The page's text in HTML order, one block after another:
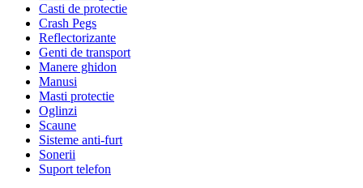
Casti de protectie
Crash Pegs
Reflectorizante
Genti de transport
Manere ghidon
Manusi
Masti protectie
Oglinzi
Scaune
Sisteme anti-furt
Sonerii
Suport telefon